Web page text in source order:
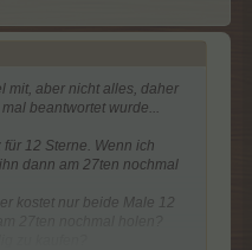
mit, aber nicht alles, daher
beantwortet wurde...
12 Sterne. Wenn ich
dann am 27ten nochmal
kostet nur beide Male 12